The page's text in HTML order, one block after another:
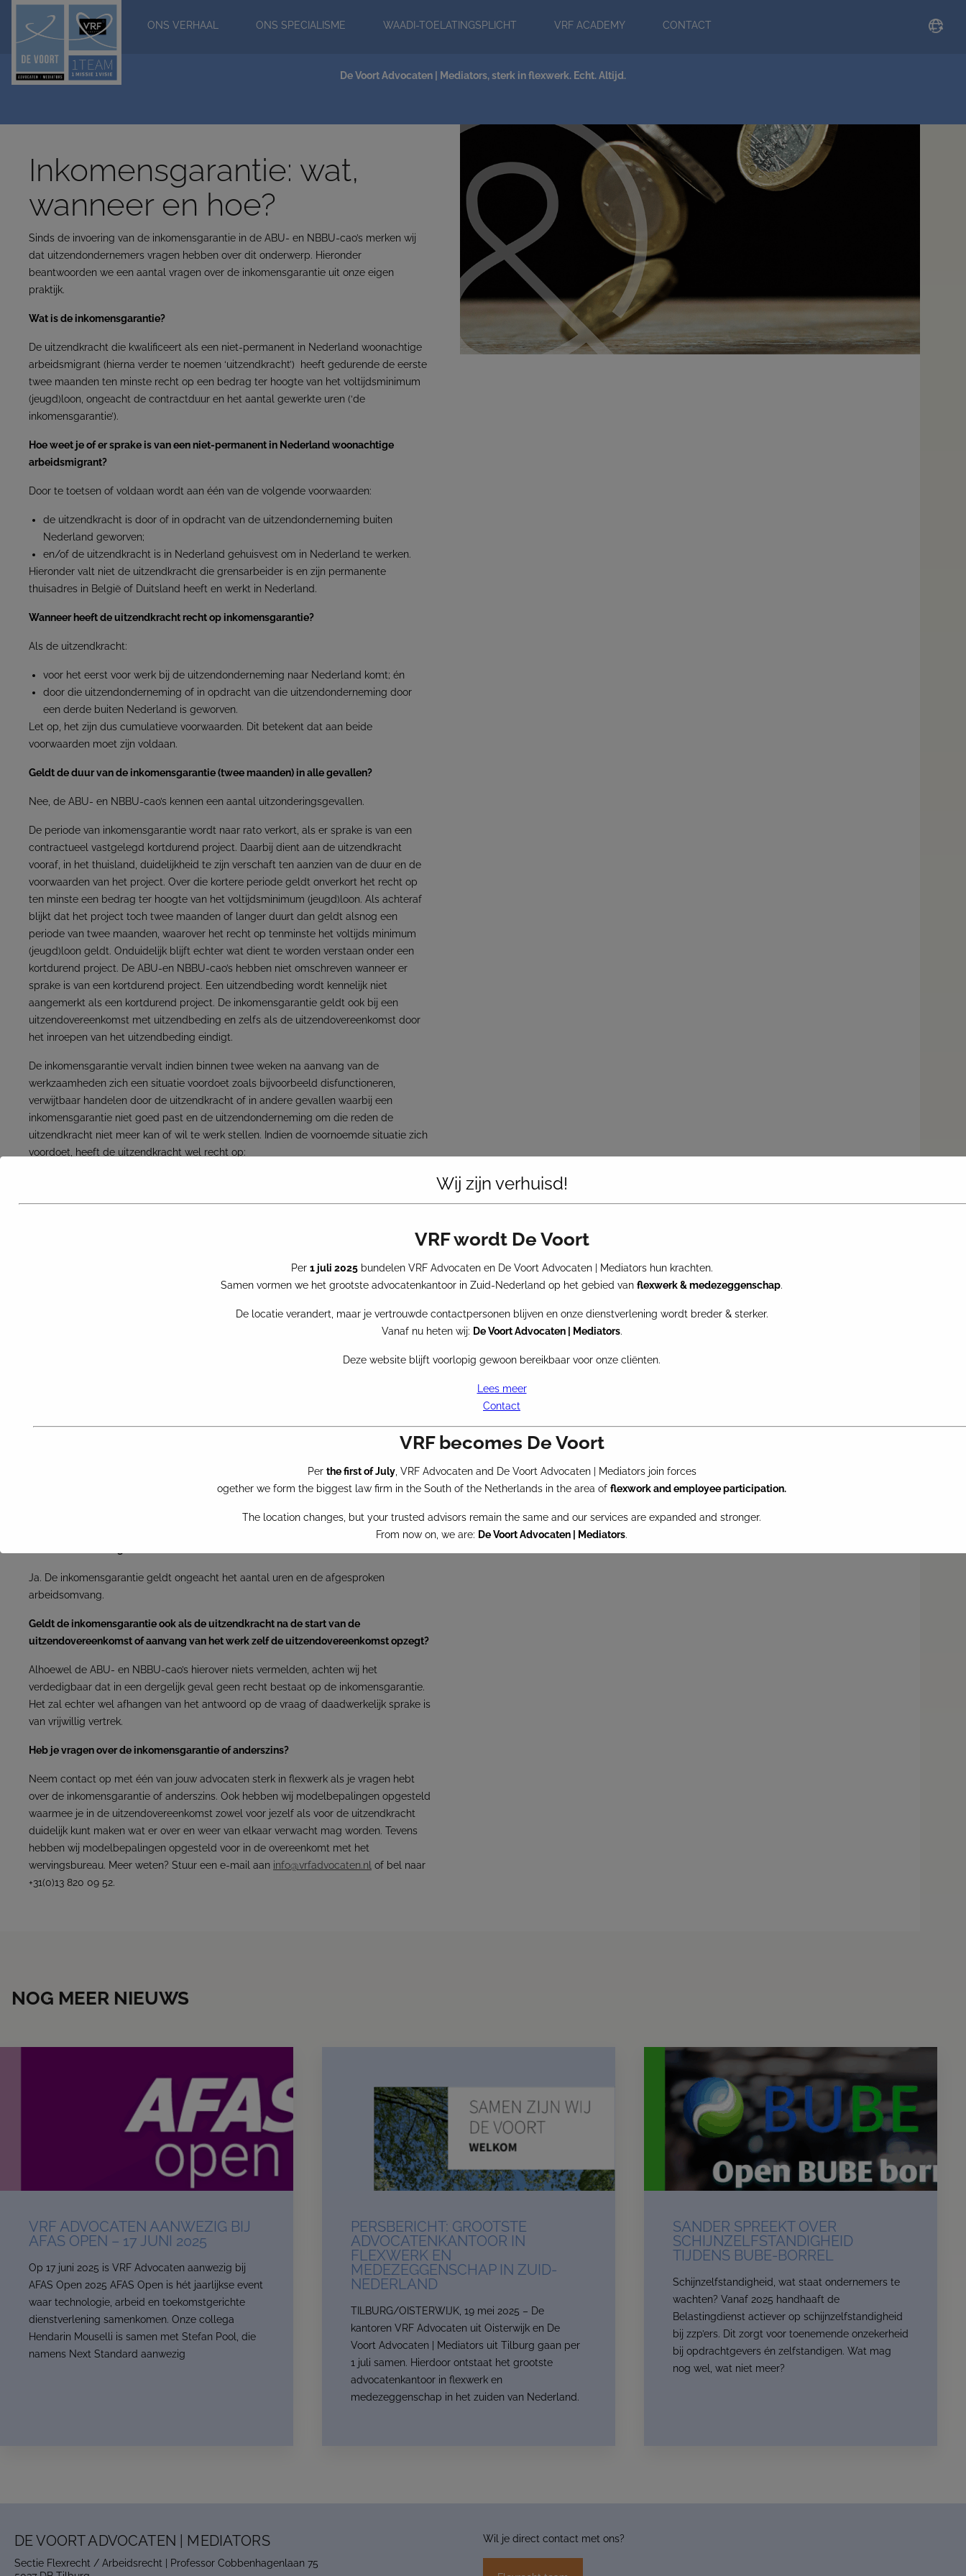
ONS VERHAAL ONS SPECIALISME WAADI-TOELATINGSPLICHT VRF ACADEMY CONTACT
De Voort Advocaten | Mediators, sterk in flexwerk. Echt. Altijd.
Inkomensgarantie: wat,
wanneer en hoe?
Sinds de invoering van de inkomensgarantie in de ABU- en NBBU-cao’s merken wij
dat uitzendondernemers vragen hebben over dit onderwerp. Hieronder
beantwoorden we een aantal vragen over de inkomensgarantie uit onze eigen
praktijk.
Wat is de inkomensgarantie?
De uitzendkracht die kwalificeert als een niet-permanent in Nederland woonachtige
arbeidsmigrant (hierna verder te noemen ‘uitzendkracht’) heeft gedurende de eerste
twee maanden ten minste recht op een bedrag ter hoogte van het voltijdsminimum
(jeugd)loon, ongeacht de contractduur en het aantal gewerkte uren (‘de
inkomensgarantie’).
Hoe weet je of er sprake is van een niet-permanent in Nederland woonachtige
arbeidsmigrant?
Door te toetsen of voldaan wordt aan één van de volgende voorwaarden:
de uitzendkracht is door of in opdracht van de uitzendonderneming buiten
Nederland geworven;
en/of de uitzendkracht is in Nederland gehuisvest om in Nederland te werken.
Hieronder valt niet de uitzendkracht die grensarbeider is en zijn permanente
thuisadres in België of Duitsland heeft en werkt in Nederland.
Wanneer heeft de uitzendkracht recht op inkomensgarantie?
Als de uitzendkracht:
voor het eerst voor werk bij de uitzendonderneming naar Nederland komt; én
door die uitzendonderneming of in opdracht van die uitzendonderneming door
een derde buiten Nederland is geworven.
Let op, het zijn dus cumulatieve voorwaarden. Dit betekent dat aan beide
voorwaarden moet zijn voldaan.
Geldt de duur van de inkomensgarantie (twee maanden) in alle gevallen?
Nee, de ABU- en NBBU-cao’s kennen een aantal uitzonderingsgevallen.
De periode van inkomensgarantie wordt naar rato verkort, als er sprake is van een
contractueel vastgelegd kortdurend project. Daarbij dient aan de uitzendkracht
vooraf, in het thuisland, duidelijkheid te zijn verschaft ten aanzien van de duur en de
voorwaarden van het project. Over die kortere periode geldt onverkort het recht op
ten minste een bedrag ter hoogte van het voltijdsminimum (jeugd)loon. Als achteraf
blijkt dat het project toch twee maanden of langer duurt dan geldt alsnog een
periode van twee maanden, waarover het recht op tenminste het voltijds minimum
(jeugd)loon geldt. Onduidelijk blijft echter wat dient te worden verstaan onder een
kortdurend project. De ABU-en NBBU-cao’s hebben niet omschreven wanneer er
sprake is van een kortdurend project. Een uitzendbeding wordt kennelijk niet
aangemerkt als een kortdurend project. De inkomensgarantie geldt ook bij een
uitzendovereenkomst met uitzendbeding en zelfs als de uitzendovereenkomst door
het inroepen van het uitzendbeding eindigt.
De inkomensgarantie vervalt indien binnen twee weken na aanvang van de
werkzaamheden zich een situatie voordoet zoals bijvoorbeeld disfunctioneren,
verwijtbaar handelen door de uitzendkracht of in andere gevallen waarbij een
inkomensgarantie niet goed past en de uitzendonderneming om die reden de
uitzendkracht niet meer kan of wil te werk stellen. Indien de voornoemde situatie zich
voordoet, heeft de uitzendkracht wel recht op:
het kwijtschelden van eventuele openstaande schulden, die opgebouwd of
ontstaan zijn in de eerste twee weken met de komst van de uitzendkracht naar
ingehouden en/of verrekend. Dit betreffen schulden voor zover ze gefaciliteerd zijn
De ABU- en NBBU-cao’s vermelden hierover niets. Wij achten het verdedigbaar dat
de twee maanden termijn aanvangt op het moment dat de uitzendovereenkomst
aanvangt. Of als is afgesproken met de uitzendkracht dat de uitzendovereenkomst
aanvang van de werkzaamheden als aanvang van de twee maanden periode geldt.
Ja. De inkomensgarantie geldt ongeacht het aantal uren en de afgesproken
arbeidsomvang.
Geldt de inkomensgarantie ook als de uitzendkracht na de start van de
uitzendovereenkomst of aanvang van het werk zelf de uitzendovereenkomst opzegt?
Alhoewel de ABU- en NBBU-cao’s hierover niets vermelden, achten wij het
verdedigbaar dat in een dergelijk geval geen recht bestaat op de inkomensgarantie.
Het zal echter wel afhangen van het antwoord op de vraag of daadwerkelijk sprake is
van vrijwillig vertrek.
Heb je vragen over de inkomensgarantie of anderszins?
Neem contact op met één van jouw advocaten sterk in flexwerk als je vragen hebt
over de inkomensgarantie of anderszins. Ook hebben wij modelbepalingen opgesteld
waarmee je in de uitzendovereenkomst zowel voor jezelf als voor de uitzendkracht
duidelijk kunt maken wat er over en weer van elkaar verwacht mag worden. Tevens
hebben wij modelbepalingen opgesteld voor in de overeenkomt met het
wervingsbureau. Meer weten? Stuur een e-mail aan info@vrfadvocaten.nl of bel naar
+31(0)13 820 09 52.
NOG MEER NIEUWS
VRF ADVOCATEN AANWEZIG BIJ
AFAS OPEN – 17 JUNI 2025
Op 17 juni 2025 is VRF Advocaten aanwezig bij
AFAS Open 2025 AFAS Open is hét jaarlijkse event
waar technologie, arbeid en toekomstgerichte
dienstverlening samenkomen. Onze collega
Hendarin Mouselli is samen met Stefan Pool, die
namens Next Standard aanwezig
PERSBERICHT: GROOTSTE
ADVOCATENKANTOOR IN
FLEXWERK EN
MEDEZEGGENSCHAP IN ZUID-
NEDERLAND
TILBURG/OISTERWIJK, 19 mei 2025 – De
kantoren VRF Advocaten uit Oisterwijk en De
Voort Advocaten | Mediators uit Tilburg gaan per
1 juli samen. Hierdoor ontstaat het grootste
advocatenkantoor in flexwerk en
medezeggenschap in het zuiden van Nederland.
SANDER SPREEKT OVER
SCHIJNZELFSTANDIGHEID
TIJDENS BUBE-BORREL
Schijnzelfstandigheid, wat staat ondernemers te
wachten? Vanaf 2025 handhaaft de
Belastingdienst actiever op schijnzelfstandigheid
bij zzp’ers. Dit zorgt voor toenemende onzekerheid
bij opdrachtgevers én zelfstandigen. Wat mag
nog wel, wat niet meer?
DE VOORT ADVOCATEN | MEDIATORS
Sectie Flexrecht / Arbeidsrecht | Professor Cobbenhagenlaan 75
Wil je direct contact met ons?
Wij zijn verhuisd!
VRF wordt De Voort
Per 1 juli 2025bundelen VRF Advocaten en De Voort Advocaten | Mediators hun krachten.
Samen vormen we het grootste advocatenkantoor in Zuid-Nederland op het gebied van flexwerk & medezeggenschap.
De locatie verandert, maar je vertrouwde contactpersonen blijven en onze dienstverlening wordt breder & sterker.
Vanaf nu heten wij: De Voort Advocaten | Mediators.
Deze website blijft voorlopig gewoon bereikbaar voor onze cliënten.
Lees meer
Contact
VRF becomes De Voort
Per the first of July, VRF Advocaten and De Voort Advocaten | Mediators join forces
ogether we form the biggest law firm in the South of the Netherlands in the area of flexwork and employee participation.
The location changes, but your trusted advisors remain the same and our services are expanded and stronger.
From now on, we are: De Voort Advocaten | Mediators.